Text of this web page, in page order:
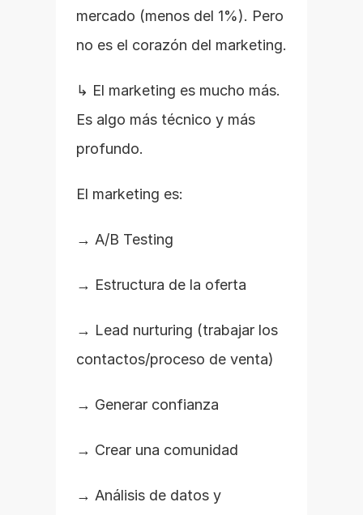
mercado (menos del 1%). Pero
no es el corazón del marketing.
↳ El marketing es mucho más.
Es algo más técnico y más
profundo.
El marketing es:
→ A/B Testing
→ Estructura de la oferta
→ Lead nurturing (trabajar los
contactos/proceso de venta)
→ Generar confianza
→ Crear una comunidad
→ Análisis de datos y